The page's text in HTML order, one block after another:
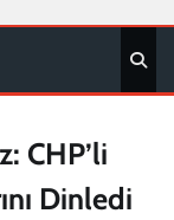
CHP’li
Dinledi